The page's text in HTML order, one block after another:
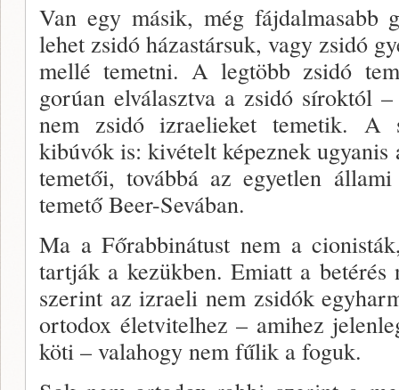
Van egy másik, még fájdalmasabb
lehet zsidó házastársuk, vagy zsidó
mellé temetni. A leg­több zsidó
gorúan elválasztva a zsidó síroktól
nem zsidó izrae­lieket temetik. A
kibúvók is: kivételt képeznek ugyan­is
temetői, továbbá az egyetlen
temető Beer-Sevában.
Ma a Főrabbinátust nem a
tartják a ke­zükben. Emiatt a betérés
szerint az izraeli nem zsidók
ortodox életvitelhez – amihez
köti – valahogy nem fűlik a foguk.